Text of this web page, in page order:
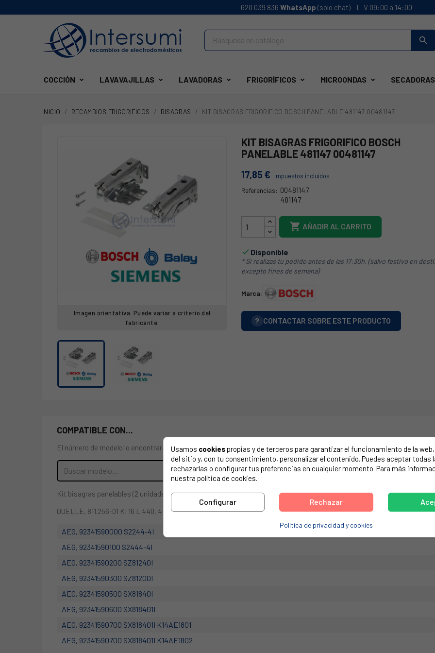
620 039 836 WhatsApp (solo chat) - L-V 09:00 a 14:00
search
COCCIÓN LAVAVAJILLAS LAVADORAS FRIGORÍFICOS MICROONDAS SECADORAS
INICIO RECAMBIOS FRIGORIFICOS BISAGRAS KIT BISAGRAS FRIGORIFICO BOSCH PANELABLE 481147 00481147
Imagen orientativa. Puede variar a criterio del
fabricante.
KIT BISAGRAS FRIGORIFICO BOSCH
PANELABLE 481147 00481147
17,85 € Impuestos incluidos
Referencias: 00481147
481147
 AÑADIR AL CARRITO
 Disponible
* Si realizas tu pedido antes de las 17:30h. (salvo festivo en
excepto fines de semana)
Marca:
? CONTACTAR SOBRE ESTE PRODUCTO
COMPATIBLE CON...
El número de modelo lo encontrarás en la etiqueta de tu electrodoméstico. Suele estar formado por números y letras.
Kit bisagras panelables (2 unidades) frigorifico Bosch, Articulo Sustitutivo: 00481147, 00265272, 00265273, 00172410,
QUELLE, 811.256-01 KI 16 L 440, 4-STERNE
AEG, 92341590000 S2244-4I
AEG, 92341590100 S2444-4I
AEG, 92341590200 SZ81240I
AEG, 92341590300 SZ81200I
AEG, 92341590500 SX81840I
AEG, 92341590600 SX818401I
AEG, 92341590700 SX818401I K14AE1801
AEG, 92341590700 SX818401I K14AE1802
Usamos cookiespropias y de terceros para garantizar el funcionamiento de la
del sitio y, con tu consentimiento, personalizar el contenido. Puedes aceptar todas
rechazarlas o configurar tus preferencias en cualquier momento. Para más
nuestra política de cookies.
Configurar Rechazar
Política de privacidad y cookies